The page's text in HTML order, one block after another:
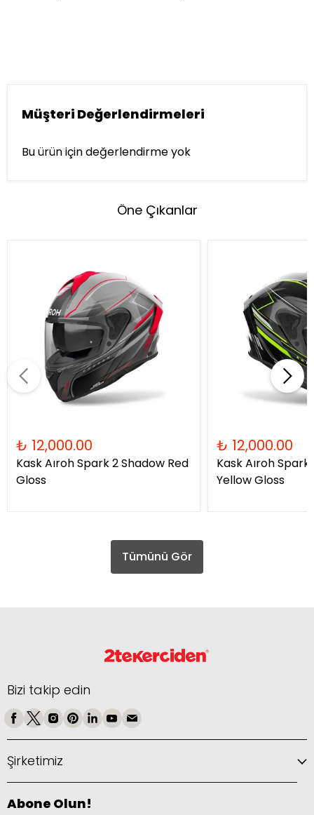
Müşteri Değerlendirmeleri
Bu ürün için değerlendirme yok
Öne Çıkanlar
₺ 12,000.00
Kask Aıroh Spark 2 Shadow Red
Gloss
₺ 12,000.00
Kask Aıroh
Yellow Gloss
Tümünü Gör
Bizi takip edin
Şirketimiz
Abone Olun!